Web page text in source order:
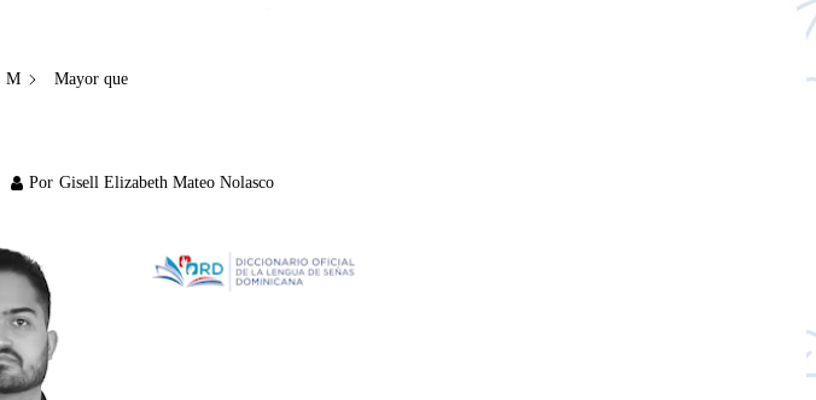
M Mayor que
Por Gisell Elizabeth Mateo Nolasco